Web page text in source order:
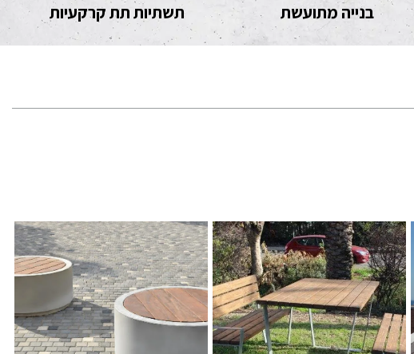
בנייה מתועשת תשתיות תת קרקעיות